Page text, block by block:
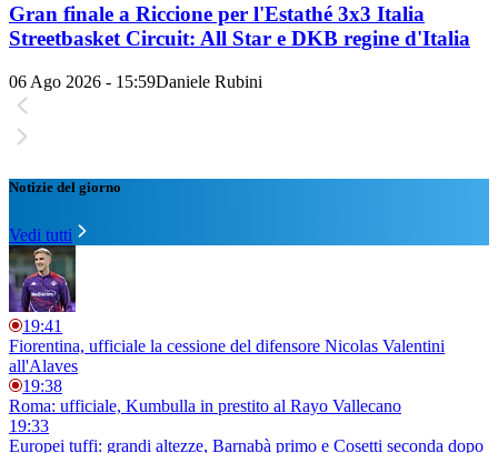
Gran finale a Riccione per l'Estathé 3x3 Italia
Streetbasket Circuit: All Star e DKB regine d'Italia
06 Ago 2026 - 15:59Daniele Rubini
Notizie del giorno
Vedi tutti
19:41
Fiorentina, ufficiale la cessione del difensore Nicolas Valentini
all'Alaves
19:38
Roma: ufficiale, Kumbulla in prestito al Rayo Vallecano
19:33
Europei tuffi: grandi altezze, Barnabà primo e Cosetti seconda dopo